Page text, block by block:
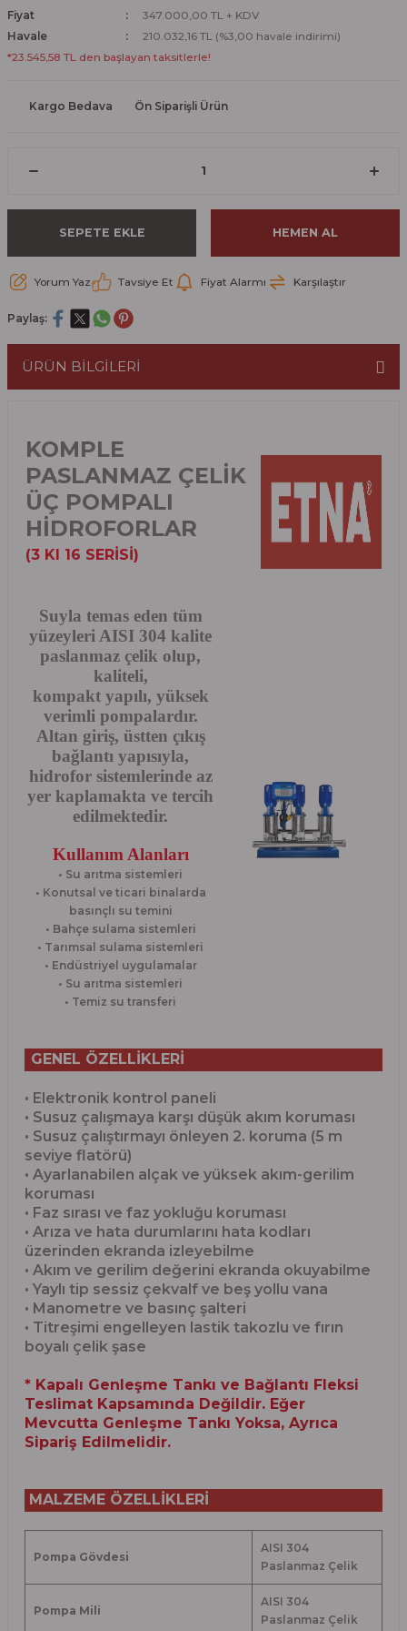
Fiyat
347.000,00 TL + KDV
Havale
210.032,16 TL (%3,00 havale indirimi)
*23.545,58 TL den başlayan taksitlerle!
Kargo Bedava Ön Siparişli Ürün
SEPETE EKLE HEMEN AL
Yorum Yaz Tavsiye Et Fiyat Alarmı Karşılaştır
Paylaş:
ÜRÜN BİLGİLERİ
KOMPLE
PASLANMAZ ÇELİK
ÜÇ POMPALI
HİDROFORLAR
(3 KI 16 SERİSİ)
Suyla temas eden tüm
yüzeyleri AISI 304 kalite
paslanmaz çelik olup,
kaliteli,
kompakt yapılı, yüksek
verimli pompalardır.
Altan giriş, üstten çıkış
bağlantı yapısıyla,
hidrofor sistemlerinde az
yer kaplamakta ve tercih
edilmektedir.
Kullanım Alanları
• Su arıtma sistemleri
• Konutsal ve ticari binalarda
basınçlı su temini
• Bahçe sulama sistemleri
• Tarımsal sulama sistemleri
• Endüstriyel uygulamalar
• Su arıtma sistemleri
• Temiz su transferi
GENEL ÖZELLİKLERİ
• Elektronik kontrol paneli
• Susuz çalışmaya karşı düşük akım koruması
• Susuz çalıştırmayı önleyen 2. koruma (5 m
seviye flatörü)
• Ayarlanabilen alçak ve yüksek akım-gerilim
koruması
• Faz sırası ve faz yokluğu koruması
• Arıza ve hata durumlarını hata kodları
üzerinden ekranda izleyebilme
• Akım ve gerilim değerini ekranda okuyabilme
• Yaylı tip sessiz çekvalf ve beş yollu vana
• Manometre ve basınç şalteri
• Titreşimi engelleyen lastik takozlu ve fırın
boyalı çelik şase
* Kapalı Genleşme Tankı ve Bağlantı Fleksi
Teslimat Kapsamında Değildir. Eğer
Mevcutta Genleşme Tankı Yoksa, Ayrıca
Sipariş Edilmelidir.
MALZEME ÖZELLİKLERİ
Pompa Gövdesi
AISI 304
Paslanmaz Çelik
Pompa Mili
AISI 304
Paslanmaz Çelik